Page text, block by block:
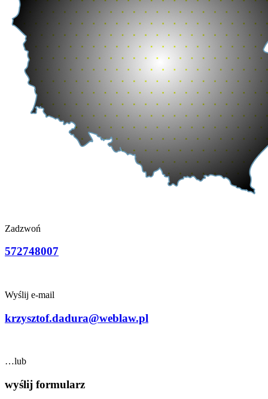
Zadzwoń
572748007
Wyślij e-mail
krzysztof.dadura@weblaw.pl
…lub
wyślij formularz